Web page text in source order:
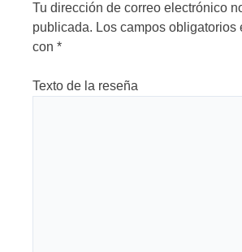
Tu dirección de correo electrónico
publicada. Los campos obligatorios
con *
Texto de la reseña